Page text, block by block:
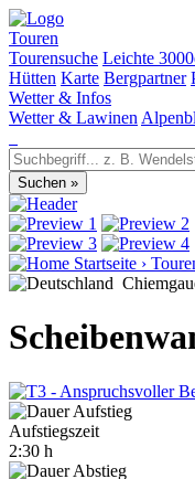
Touren
Tourensuche Leichte
Hütten Karte Bergpartner
Wetter & Infos
Wetter & Lawinen
Startseite ›
Aufstiegszeit
2:30 h